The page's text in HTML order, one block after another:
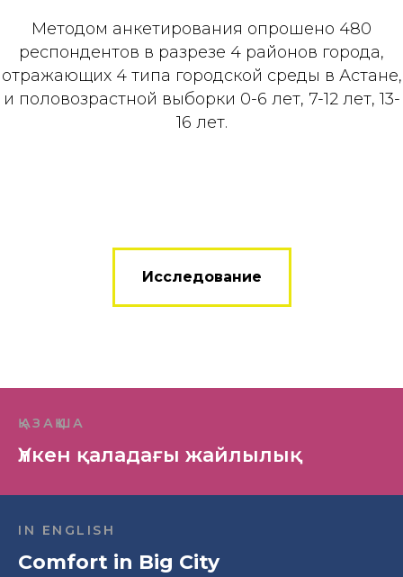
Методом анкетирования опрошено 480
респондентов в разрезе 4 районов города,
отражающих 4 типа городской среды в Астане,
и половозрастной выборки 0-6 лет, 7-12 лет, 13-
16 лет.
Исследование
ҚАЗАҚША
Үлкен қаладағы жайлылық
IN ENGLISH
Comfort in Big City